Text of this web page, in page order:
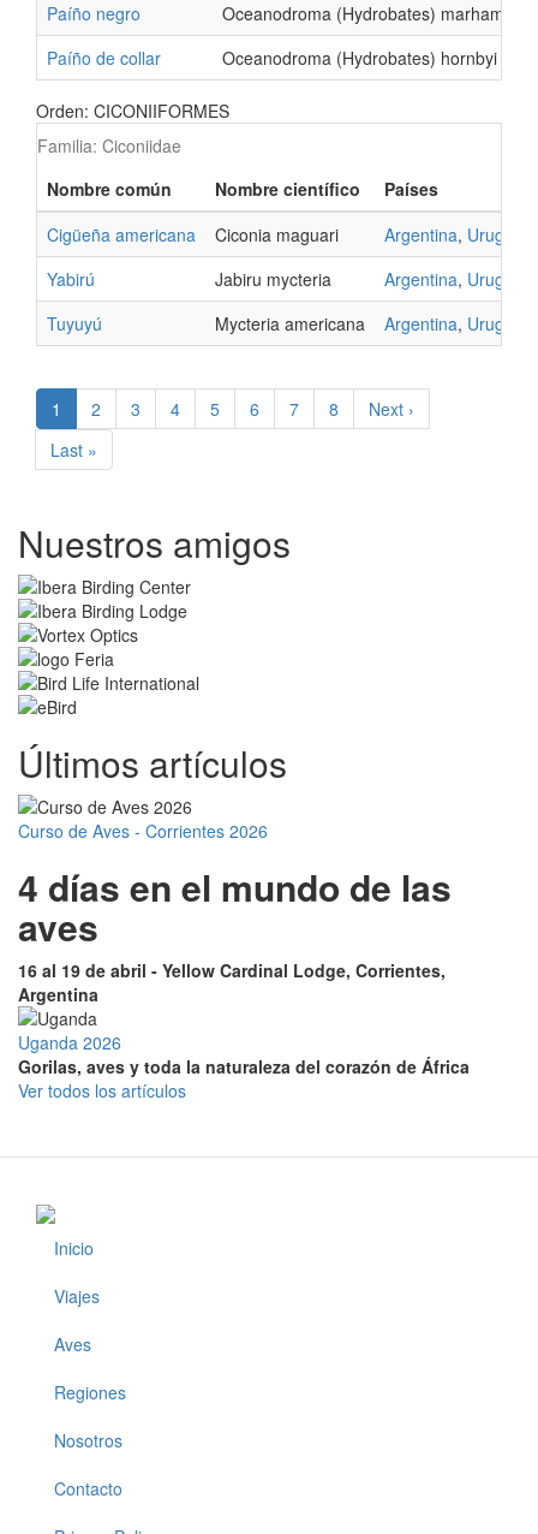
Paíño negro
Oceanodroma (Hydrobates) marhami
Paíño de collar
Oceanodroma (Hydrobates) hornbyi
Orden: CICONIIFORMES
Familia: Ciconiidae
Nombre común
Nombre científico
Países
Cigüeña americana
Ciconia maguari Argentina, Uruguay
Yabirú
Jabiru mycteria Argentina, Uruguay
Tuyuyú
Mycteria americana Argentina, Uruguay
Paginación
Página
actual
1 Página
2 Página
3 Página
4 Página
5 Página
6 Página
7 Página
8
Siguiente
página
Next ›
Última
página
Last »
Nuestros amigos
Últimos artículos
Curso de Aves - Corrientes 2026
4 días en el mundo de las
aves
16 al 19 de abril - Yellow Cardinal Lodge, Corrientes,
Argentina
Uganda 2026
Gorilas, aves y toda la naturaleza del corazón de África
Ver todos los artículos
Footer
Inicio
Viajes
Aves
Regiones
Nosotros
Contacto